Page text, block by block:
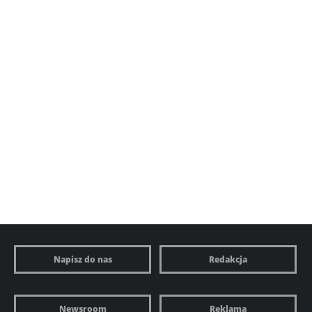
Napisz do nas Redakcja
Newsroom Reklama